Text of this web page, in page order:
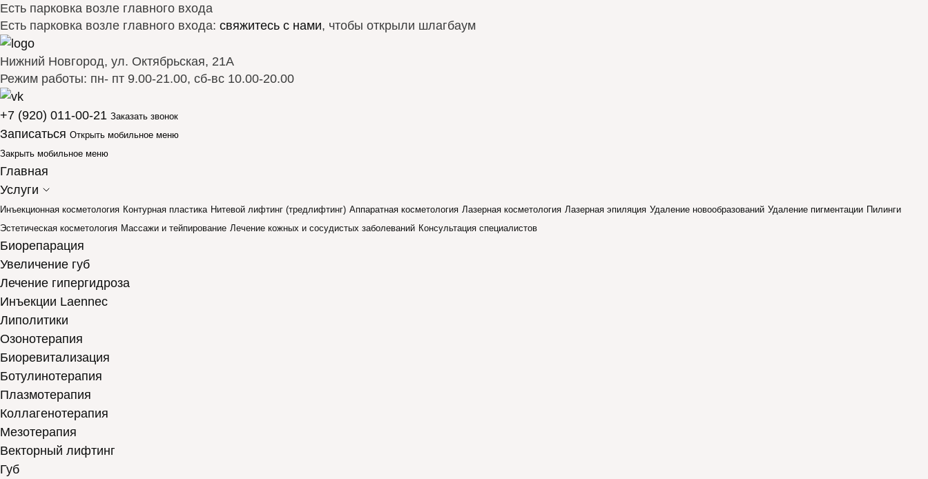
Есть парковка возле главного входа
Есть парковка возле главного входа: свяжитесь с нами, чтобы открыли шлагбаум
Нижний Новгород, ул. Октябрьская, 21А
Режим работы: пн- пт 9.00-21.00, сб-вс 10.00-20.00
+7 (920) 011-00-21 Заказать звонок
Записаться Открыть мобильное меню
Закрыть мобильное меню
Главная
Услуги
Инъекционная косметология Контурная пластика Нитевой лифтинг (тредлифтинг) Аппаратная косметология Лазерная косметология Лазерная эпиляция Удаление новообразований Удаление пигментации Пилинги
Эстетическая косметология Массажи и тейпирование Лечение кожных и сосудистых заболеваний Консультация специалистов
Биорепарация
Увеличение губ
Лечение гипергидроза
Инъекции Laennec
Липолитики
Озонотерапия
Биоревитализация
Ботулинотерапия
Плазмотерапия
Коллагенотерапия
Мезотерапия
Векторный лифтинг
Губ